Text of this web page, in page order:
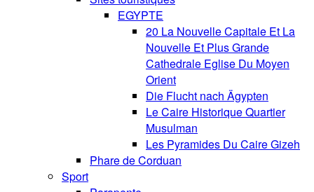
EGYPTE
20 La Nouvelle Capitale Et La
Nouvelle Et Plus Grande
Cathedrale Eglise Du Moyen
Orient
Die Flucht nach Ägypten
Le Caire Historique Quartier
Musulman
Les Pyramides Du Caire Gizeh
Phare de Corduan
Sport